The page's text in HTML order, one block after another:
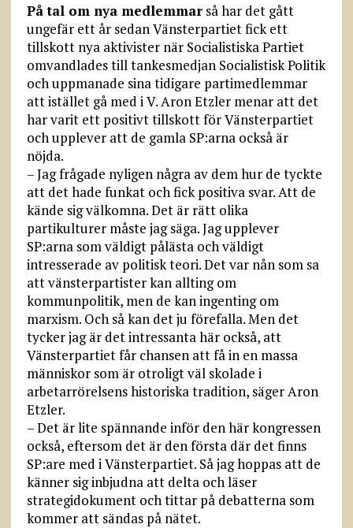
På tal om nya medlemmarså har det gått
ungefär ett år sedan Vänsterpartiet fick ett
tillskott nya aktivister när Socialistiska Partiet
omvandlades till tanke­smedjan Socialistisk Politik
och uppmanade sina tidigare partimedlemmar
att istället gå med i V. Aron Etzler menar att det
har varit ett positivt tillskott för Vänsterpartiet
och upplever att de gamla SP:arna också är
nöjda.
– Jag frågade nyligen några av dem hur de tyckte
att det hade funkat och fick positiva svar. Att de
kände sig välkomna. Det är rätt olika
partikulturer måste jag säga. Jag upplever
SP:arna som väldigt pålästa och väldigt
intresserade av politisk teori. Det var nån som sa
att vänsterpartister kan allting om
kommunpolitik, men de kan ingenting om
marxism. Och så kan det ju förefalla. Men det
tycker jag är det intressanta här också, att
Vänsterpartiet får chansen att få in en massa
människor som är otroligt väl skolade i
arbetarrörelsens historiska tradition, säger Aron
Etzler.
– Det är lite spännande inför den här kongressen
också, eftersom det är den första där det finns
SP:are med i Vänsterpartiet. Så jag hoppas att de
känner sig inbjudna att delta och läser
strategidokument och tittar på debatterna som
kommer att sändas på nätet.